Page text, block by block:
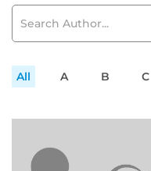
All A B C